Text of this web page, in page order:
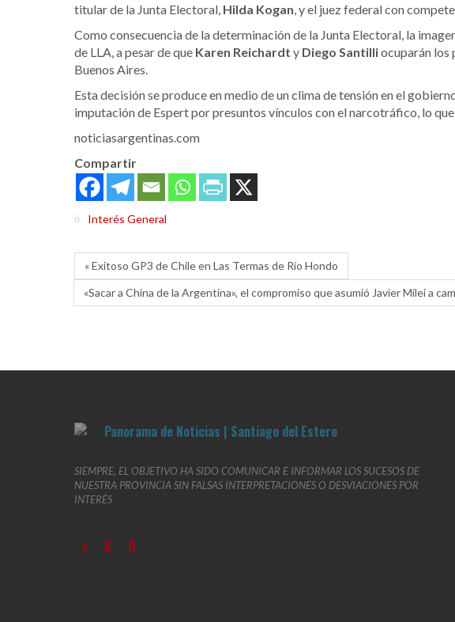
titular de la Junta Electoral, Hilda Kogan, y el juez federal con
Como consecuencia de la determinación de la Junta Electoral, la
de LLA, a pesar de que Karen Reichardt y Diego Santilliocuparán los
Buenos Aires.
Esta decisión se produce en medio de un clima de tensión en el
imputación de Espert por presuntos vínculos con el narcotráfico, lo
noticiasargentinas.com
Compartir
Interés General
« Exitoso GP3 de Chile en Las Termas de Río Hondo
«Sacar a China de la Argentina», el compromiso que asumió Javier Milei a
SIEMPRE, EL OBJETIVO HA SIDO COMUNICAR E INFORMAR LOS SUCESOS DE
NUESTRA PROVINCIA SIN FALSAS INTERPRETACIONES O DESVIACIONES POR
INTERÉS